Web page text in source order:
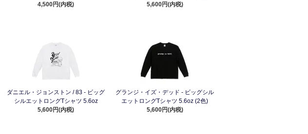
4,500円(内税)
5,600円(内税)
ダニエル・ジョンストン / 83 - ビッグ
シルエットロングTシャツ 5.6oz
5,600円(内税)
グランジ・イズ・デッド - ビッグシル
エットロングTシャツ 5.6oz (2色)
5,600円(内税)